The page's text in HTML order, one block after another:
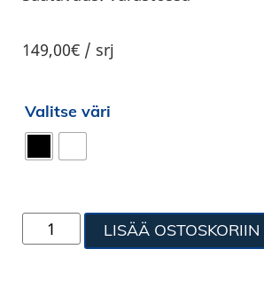
149,00€ / srj
Valitse väri
LISÄÄ OSTOSKORIIN